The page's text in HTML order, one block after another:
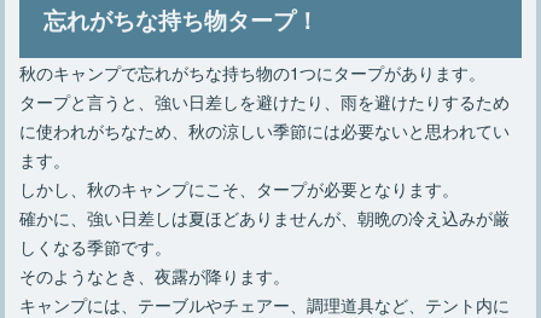
忘れがちな持ち物タープ！
秋のキャンプで忘れがちな持ち物の1つにタープがあります。
タープと言うと、強い日差しを避けたり、雨を避けたりするため
に使われがちなため、秋の涼しい季節には必要ないと思われてい
ます。
しかし、秋のキャンプにこそ、タープが必要となります。
確かに、強い日差しは夏ほどありませんが、朝晩の冷え込みが厳
しくなる季節です。
そのようなとき、夜露が降ります。
キャンプには、テーブルやチェアー、調理道具など、テント内に